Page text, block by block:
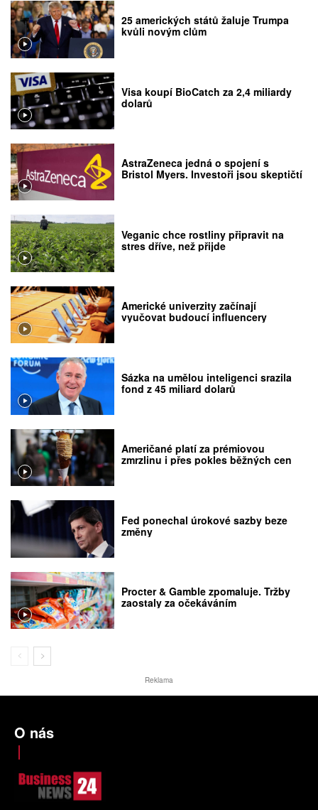
25 amerických států žaluje Trumpa
kvůli novým clům
Visa koupí BioCatch za 2,4 miliardy
dolarů
AstraZeneca jedná o spojení s
Bristol Myers. Investoři jsou skeptičtí
Veganic chce rostliny připravit na
stres dříve, než přijde
Americké univerzity začínají
vyučovat budoucí influencery
Sázka na umělou inteligenci srazila
fond z 45 miliard dolarů
Američané platí za prémiovou
zmrzlinu i přes pokles běžných cen
Fed ponechal úrokové sazby beze
změny
Procter & Gamble zpomaluje. Tržby
zaostaly za očekáváním
Reklama
O nás